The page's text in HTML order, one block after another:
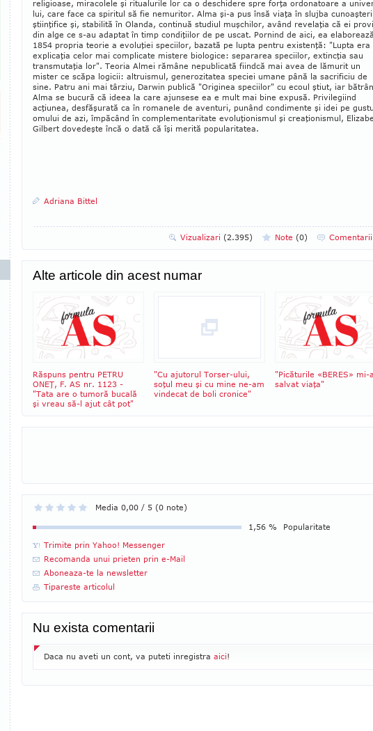
religioase, mi­racolele şi ritua­lu­rile lor ca o deschidere spre forţa ordo­na­toare a
lui, care face ca spiritul să fie ne­mu­ritor. Alma şi-a pus însă viaţa în slujba
ştiin­ţifice şi, stabilită în Olanda, continuă studiul muşchilor, având revelaţia că ei
din alge ce s-au adaptat în timp condiţiilor de pe uscat. Pornind de aici, ea
1854 pro­pria teorie a evoluţiei speciilor, bazată pe lupta pentru exis­tenţă: "Lupta era
explicaţia celor mai com­pli­cate mis­tere biologice: separarea spe­ciilor, extincţia sau
trans­mutaţia lor". Teoria Almei ră­mâne nepublicată fiindcă mai avea de lămurit un
mister ce scăpa logicii: al­­truismul, generozitatea speciei umane până la sa­cri­ficiu de
sine. Patru ani mai târziu, Darwin publică "Ori­ginea spe­ciilor" cu ecoul ştiut, iar
Al­ma se bucură că ideea la care ajunsese ea e mult mai bine expusă. Privi­legiind
acţiunea, desfăşurată ca în ro­ma­­nele de aventuri, punând condimente şi idei pe
omului de azi, îm­păcând în complementa­ri­ta­te evolu­ţio­­nismul şi creaţionismul,
Gilbert do­vedeşte încă o dată că îşi merită popularitatea.
Adriana Bittel
Vizualizari (2.395) Note (0)
Alte articole din acest numar
Răspuns pentru PETRU
ONEŢ, F. AS nr. 1123 -
"Tata are o tumoră bucală
şi vreau să-l ajut cât pot"
"Cu ajutorul Torser-ului,
soţul meu şi cu mine ne-am
vindecat de boli cronice"
"Picăturile «BERES» mi-
salvat viaţa"
Media 0,00 / 5 (0 note)
Popularitate
1,56 %
Trimite prin Yahoo! Messenger
Recomanda unui prieten prin e-Mail
Aboneaza-te la newsletter
Tipareste articolul
Nu exista comentarii
Daca nu aveti un cont, va puteti inregistra aici!